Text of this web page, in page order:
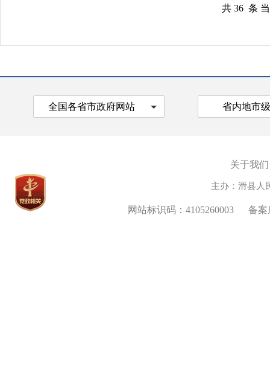
共 36 条
全国各省市政府网站 省内地市
关于我们
主办：滑县人
网站标识码：4105260003 备案